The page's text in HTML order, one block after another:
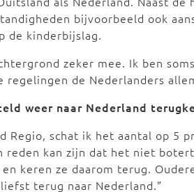
bijvoorbeeld ook
de kinderbijslag.
zeker mee. Ik ben
regelingen de Nederlanders
weer naar Nederland
Regio, schat ik het aantal op 5
kan zijn dat het niet
keren ze daarom terug.
terug naar Nederland.”